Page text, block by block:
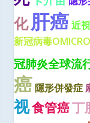
化 肝癌近
新冠病毒
冠肺炎全球流
癌隱形併發症
视食管癌丁